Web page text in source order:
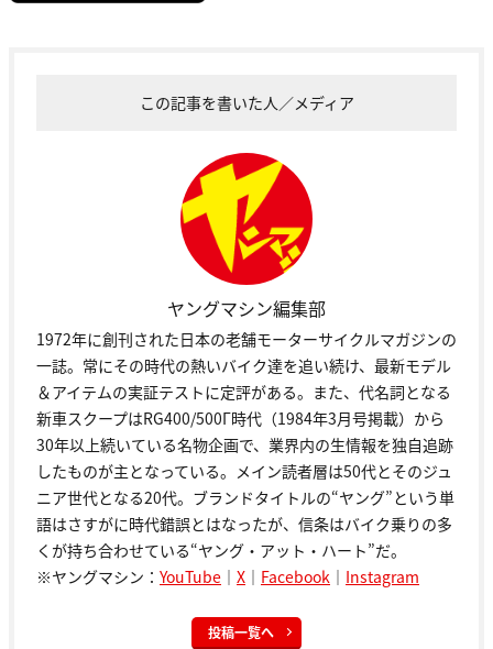
この記事を書いた人／メディア
ヤングマシン編集部
1972年に創刊された日本の老舗モーターサイクルマガジンの
一誌。常にその時代の熱いバイク達を追い続け、最新モデル
＆アイテムの実証テストに定評がある。また、代名詞となる
新車スクープはRG400/500Γ時代（1984年3月号掲載）から
30年以上続いている名物企画で、業界内の生情報を独自追跡
したものが主となっている。メイン読者層は50代とそのジュ
ニア世代となる20代。ブランドタイトルの“ヤング”という単
語はさすがに時代錯誤とはなったが、信条はバイク乗りの多
くが持ち合わせている“ヤング・アット・ハート”だ。
※ヤングマシン： YouTube ｜ X ｜ Facebook ｜ Instagram
投稿一覧へ